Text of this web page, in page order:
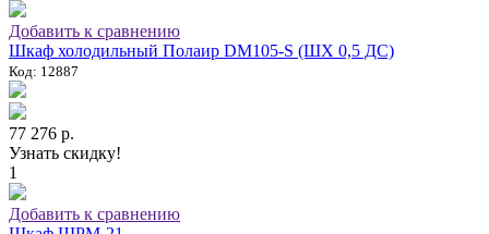
Добавить к сравнению
Шкаф холодильный Полаир DM105-S (ШХ 0,5 ДС)
Код: 12887
77 276 р.
Узнать скидку!
1
Добавить к сравнению